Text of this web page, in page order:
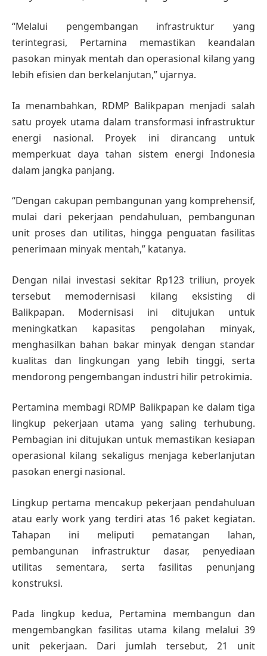
“Melalui pengembangan infrastruktur yang
terintegrasi, Pertamina memastikan keandalan
pasokan minyak mentah dan operasional kilang yang
lebih efisien dan berkelanjutan,” ujarnya.
Ia menambahkan, RDMP Balikpapan menjadi salah
satu proyek utama dalam transformasi infrastruktur
energi nasional. Proyek ini dirancang untuk
memperkuat daya tahan sistem energi Indonesia
dalam jangka panjang.
“Dengan cakupan pembangunan yang komprehensif,
mulai dari pekerjaan pendahuluan, pembangunan
unit proses dan utilitas, hingga penguatan fasilitas
penerimaan minyak mentah,” katanya.
Dengan nilai investasi sekitar Rp123 triliun, proyek
tersebut memodernisasi kilang eksisting di
Balikpapan. Modernisasi ini ditujukan untuk
meningkatkan kapasitas pengolahan minyak,
menghasilkan bahan bakar minyak dengan standar
kualitas dan lingkungan yang lebih tinggi, serta
mendorong pengembangan industri hilir petrokimia.
Pertamina membagi RDMP Balikpapan ke dalam tiga
lingkup pekerjaan utama yang saling terhubung.
Pembagian ini ditujukan untuk memastikan kesiapan
operasional kilang sekaligus menjaga keberlanjutan
pasokan energi nasional.
Lingkup pertama mencakup pekerjaan pendahuluan
atau early work yang terdiri atas 16 paket kegiatan.
Tahapan ini meliputi pematangan lahan,
pembangunan infrastruktur dasar, penyediaan
utilitas sementara, serta fasilitas penunjang
konstruksi.
Pada lingkup kedua, Pertamina membangun dan
mengembangkan fasilitas utama kilang melalui 39
unit pekerjaan. Dari jumlah tersebut, 21 unit